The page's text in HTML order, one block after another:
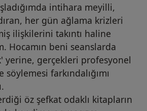
intihara meyilli,
her gün ağlama krizleri
ilişkilerini takıntı haline
Hocamın beni seanslarda
yerine, gerçekleri profesyonel
farkındalığımı
öz şefkat odaklı kitapların